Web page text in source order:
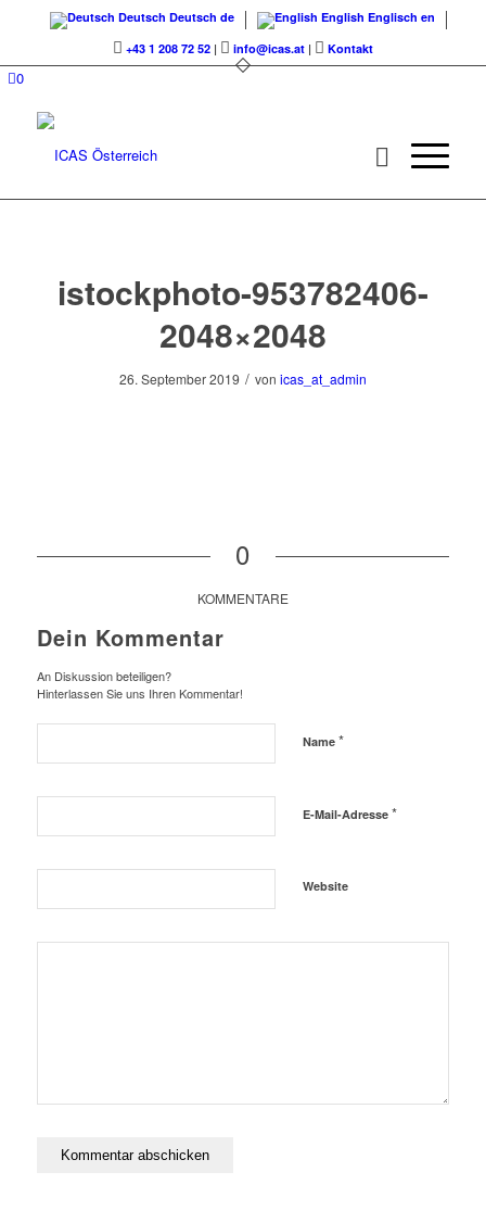
Deutsch Deutsch de English Englisch en
+43 1 208 72 52| info@icas.at| Kontakt
0
istockphoto-953782406-
2048×2048
26. September 2019 / von icas_at_admin
0
KOMMENTARE
Dein Kommentar
An Diskussion beteiligen?
Hinterlassen Sie uns Ihren Kommentar!
Name *
E-Mail-Adresse *
Website